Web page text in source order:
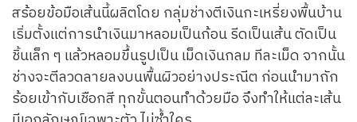
สร้อยข้อมือเส้นนี้ผลิตโดย กลุ่มช่างตีเงินกะเหรี่ยงพื้นบ้าน
เริ่มตั้งแต่การนำเงินมาหลอมเป็นก้อน รีดเป็นเส้น ตัดเป็น
ชิ้นเล็ก ๆ แล้วหลอมขึ้นรูปเป็น เม็ดเงินกลม ทีละเม็ด จากนั้น
ช่างจะตีลวดลายลงบนพื้นผิวอย่างประณีต ก่อนนำมาถัก
ร้อยเข้ากับเชือกสี ทุกขั้นตอนทำด้วยมือ จึงทำให้แต่ละเส้น